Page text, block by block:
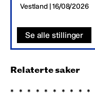
Vestland | 16/08/2026
Se alle stillinger
Relaterte saker